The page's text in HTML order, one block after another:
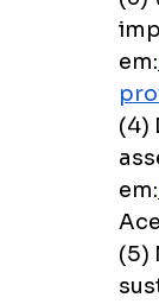
em:
(4)
em:
(5)